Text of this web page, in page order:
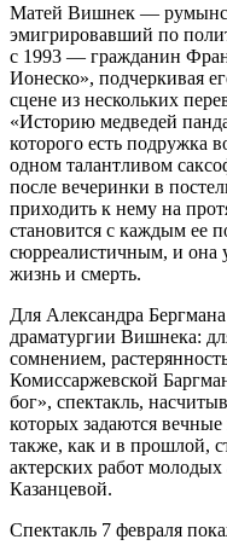
Матей Вишнек —
эмигрировавший по
с 1993 — гражданин
Ионеско», подчеркивая
сцене из нескольких
«Историю медведей
которого есть подружка
одном талантливом
после вечеринки в
приходить к нему на
становится с каждым ее
сюрреалистичным, и она
жизнь и смерть.
Для Александра
драматургии Вишнека:
сомнением,
Комиссаржевской
бог», спектакль,
которых задаются
также, как и в прошлой,
актерских работ
Казанцевой.
Спектакль 7 февраля